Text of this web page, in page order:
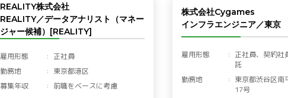
REALITY株式会社
REALITY／データアナリスト（マネー
ジャー候補）[REALITY]
雇用形態
正社員
勤務地
東京都港区
募集年収
前職をベースに考慮
株式会社Cygames
インフラエンジニア／東京
雇用形態
正社員、契約社
託
勤務地
東京都渋谷区南
17号